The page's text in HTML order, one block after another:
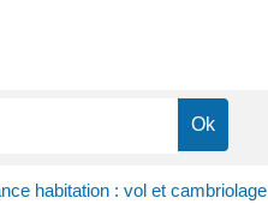
habitation : vol et cambriolage